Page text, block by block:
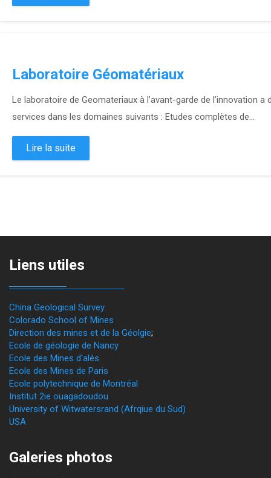
Laboratoire Géomatériaux
Le laboratoire de Geomateriaux à l’avant-garde de l’innovation
services dans les domaines suivants : Etudes complètes de...
Lire la suite
Liens utiles
China Geological Survey
Colorado School of Mines
Direction des mines et de la Géolgie;
Ecole de géologie de Nancy
Ecole des Mines d'alés
Ecole des Mines de Paris
Ecole polytechnique de Montréal
Institut 2ie ouagadoudou
University of Witwatersrand (Afrqiue du Sud)
USA
Galeries photos